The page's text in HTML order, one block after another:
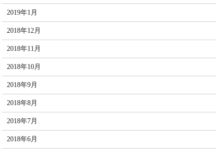
2019年1月
2018年12月
2018年11月
2018年10月
2018年9月
2018年8月
2018年7月
2018年6月